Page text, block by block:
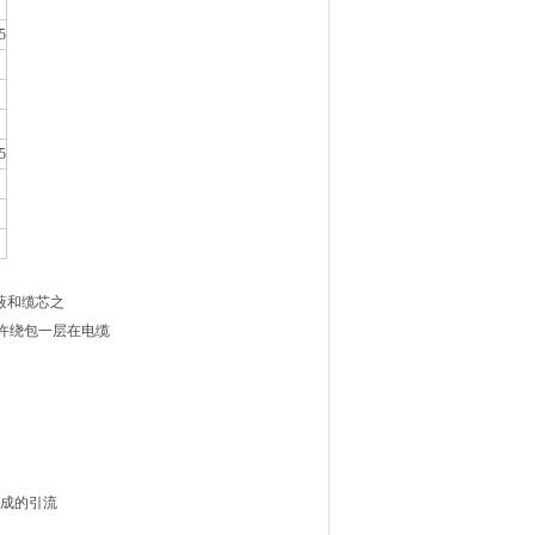
和缆芯之
绕包一层在电缆
的引流